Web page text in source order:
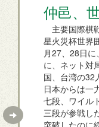
仲邑、
主要国際棋
星火災杯世界
月27、28日
に、ネット対
国、台湾の32
日本からは一
七段、ワイル
三段が参戦し
突破したのに